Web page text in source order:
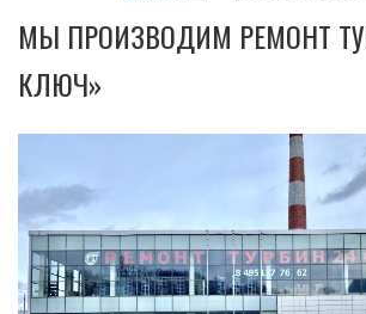
МЫ ПРОИЗВОДИМ РЕМОНТ
КЛЮЧ»